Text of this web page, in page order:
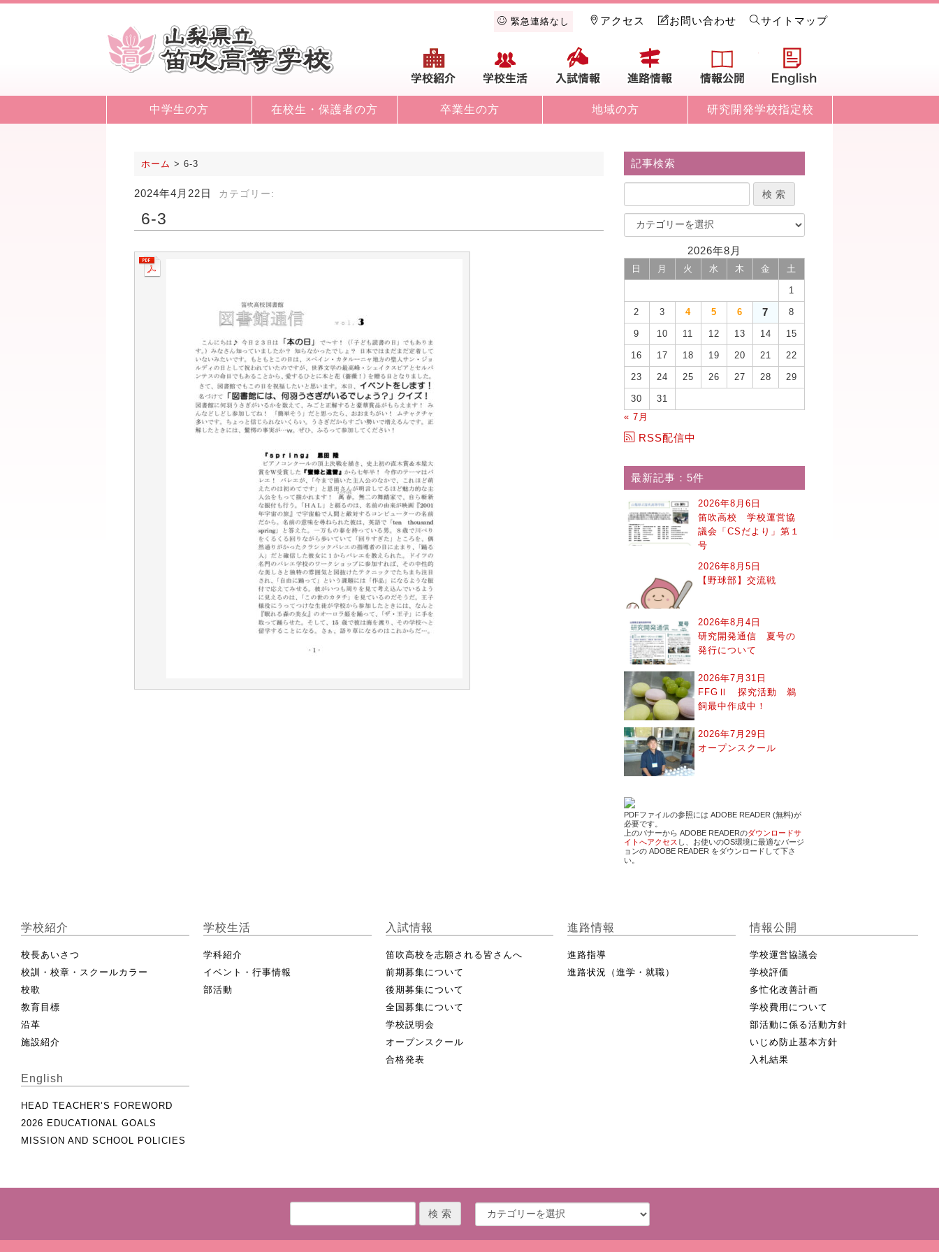
緊急連絡なし アクセス お問い合わせ サイトマップ
学校紹介 学校生活 入試情報 進路情報 情報公開
中学生の方 在校生・保護者の方 卒業生の方 地域の方 研究開発学校指定校
ホーム > 6-3
2024年4月22日 カテゴリー:
6-3
記事検索
2026年8月
日 月 火 水 木 金 土
1
2 3 4 5 6 7 8
9 10 11 12 13 14 15
16 17 18 19 20 21 22
23 24 25 26 27 28 29
30
31
« 7月
RSS配信中
最新記事：5件
2026年8月6日
笛吹高校 学校運営協
議会「CSだより」第１
号
2026年8月5日
【野球部】交流戦
2026年8月4日
研究開発通信 夏号の
発行について
2026年7月31日
FFGⅡ 探究活動 鵜
飼最中作成中！
2026年7月29日
オープンスクール
PDFファイルの参照には ADOBE READER (無料)が
必要です。
上のバナーから ADOBE READERのダウンロードサ
イトへアクセス し、お使いのOS環境に最適なバージ
ョンの ADOBE READER をダウンロードして下さ
い。
学校紹介
校長あいさつ
校訓・校章・スクールカラー
校歌
教育目標
沿革
施設紹介
学校生活
学科紹介
イベント・行事情報
部活動
入試情報
笛吹高校を志願される皆さんへ
前期募集について
後期募集について
全国募集について
学校説明会
オープンスクール
合格発表
進路情報
進路指導
進路状況（進学・就職）
情報公開
学校運営協議会
学校評価
多忙化改善計画
学校費用について
部活動に係る活動方針
いじめ防止基本方針
入札結果
English
HEAD TEACHER’S FOREWORD
2026 EDUCATIONAL GOALS
MISSION AND SCHOOL POLICIES